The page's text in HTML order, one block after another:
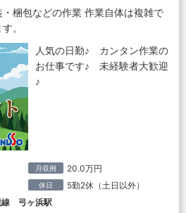
梱包などの作業 作業自体は複雑で
。
人気の日勤♪ カンタン作業の
お仕事です♪ 未経験者大歓迎
♪
月収例 20.0万円
休日 5勤2休（土日以外）
線 弓ヶ浜駅